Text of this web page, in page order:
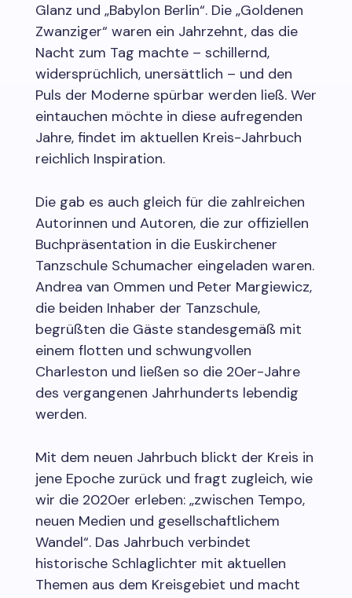
Glanz und „Babylon Berlin“. Die „Goldenen
Zwanziger“ waren ein Jahrzehnt, das die
Nacht zum Tag machte – schillernd,
widersprüchlich, unersättlich – und den
Puls der Moderne spürbar werden ließ. Wer
eintauchen möchte in diese aufregenden
Jahre, findet im aktuellen Kreis-Jahrbuch
reichlich Inspiration.
Die gab es auch gleich für die zahlreichen
Autorinnen und Autoren, die zur offiziellen
Buchpräsentation in die Euskirchener
Tanzschule Schumacher eingeladen waren.
Andrea van Ommen und Peter Margiewicz,
die beiden Inhaber der Tanzschule,
begrüßten die Gäste standesgemäß mit
einem flotten und schwungvollen
Charleston und ließen so die 20er-Jahre
des vergangenen Jahrhunderts lebendig
werden.
Mit dem neuen Jahrbuch blickt der Kreis in
jene Epoche zurück und fragt zugleich, wie
wir die 2020er erleben: „zwischen Tempo,
neuen Medien und gesellschaftlichem
Wandel“. Das Jahrbuch verbindet
historische Schlaglichter mit aktuellen
Themen aus dem Kreisgebiet und macht